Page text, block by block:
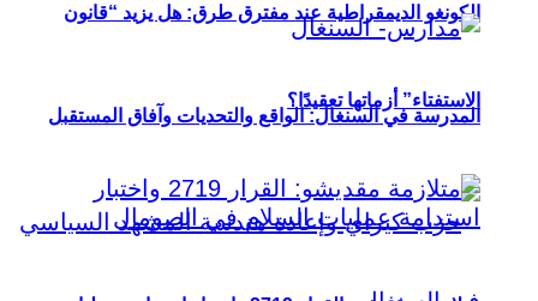
الكونغو الديمقراطية عند مفترق طرق: هل يزيد “قانون
الاستفتاء” أزماتها تعقيدًا؟
المدرسة في السنغال: الواقع والتحديات وآفاق المستقبل